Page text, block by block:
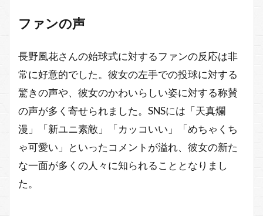
ファンの声
長野風花さんの始球式に対するファンの反応は非
常に好意的でした。彼女の左手での投球に対する
驚きの声や、彼女のかわいらしい姿に対する称賛
の声が多く寄せられました。SNSには「天真爛
漫」「新ユニ素敵」「カッコいい」「めちゃくち
ゃ可愛い」といったコメントが溢れ、彼女の新た
な一面が多くの人々に知られることとなりまし
た。